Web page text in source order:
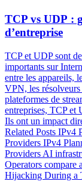
TCP vs UDP :
d’entreprise
TCP et UDP sont
importants sur
entre les appareils,
VPN, les résolveurs
plateformes de
entreprises, TCP et
Ils ont un impact
Related Posts IPv4
Providers IPv4
Providers AI
Operators compare
Hijacking During a